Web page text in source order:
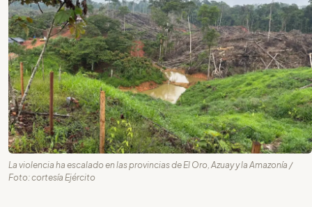
La violencia ha escalado en las provincias de El Oro, Azuay y la Amazonía /
Foto: cortesía Ejército